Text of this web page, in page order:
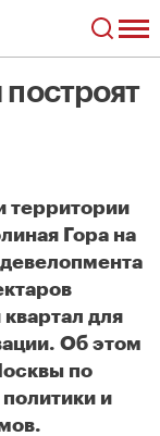
построят
территории
Гора на
для
Об этом
по
и